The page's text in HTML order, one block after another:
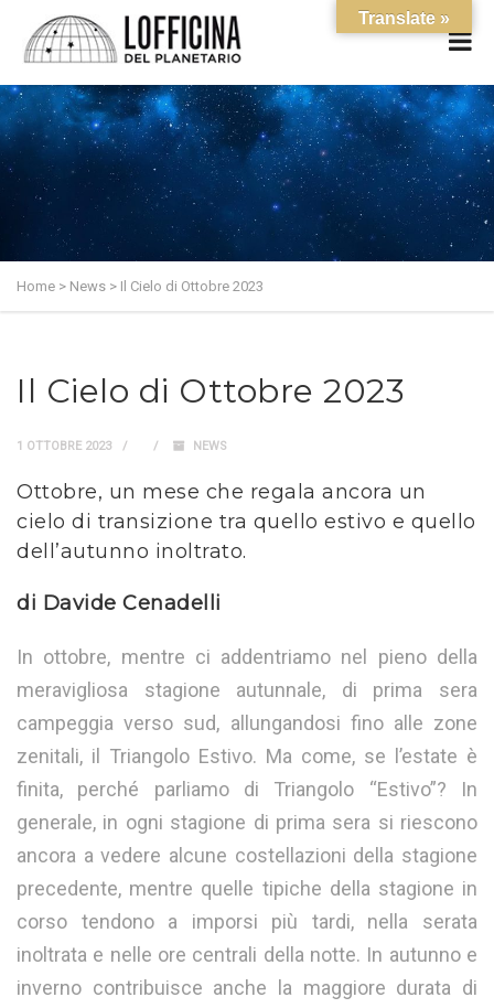
Home > News > Il Cielo di Ottobre 2023
Il Cielo di Ottobre 2023
1 OTTOBRE 2023 NEWS
Ottobre, un mese che regala ancora un
cielo di transizione tra quello estivo e quello
dell’autunno inoltrato.
di Davide Cenadelli
In ottobre, mentre ci addentriamo nel pieno della
meravigliosa stagione autunnale, di prima sera
campeggia verso sud, allungandosi fino alle zone
zenitali, il Triangolo Estivo. Ma come, se l’estate è
finita, perché parliamo di Triangolo “Estivo”? In
generale, in ogni stagione di prima sera si riescono
ancora a vedere alcune costellazioni della stagione
precedente, mentre quelle tipiche della stagione in
corso tendono a imporsi più tardi, nella serata
inoltrata e nelle ore centrali della notte. In autunno e
inverno contribuisce anche la maggiore durata di
Translate »